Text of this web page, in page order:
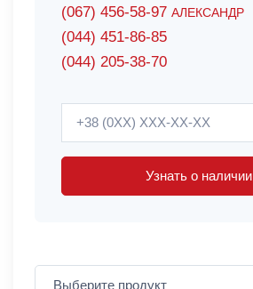
(067) 456-58-97 АЛЕКСАНДР
(044) 451-86-85
(044) 205-38-70
Узнать о наличии